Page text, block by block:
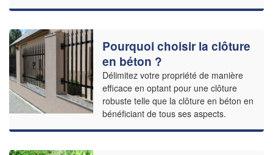
Pourquoi choisir la clôture
en béton ?
Délimitez votre propriété de manière
efficace en optant pour une clôture
robuste telle que la clôture en béton en
bénéficiant de tous ses aspects.